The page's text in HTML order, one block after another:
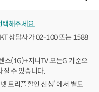
택해주세요.
KT 상담사가 02-100 또는 1588
스(1G)+지니TV 모든G 기준으
질 수 있습니다.
트리플할인 신청’ 에서 별도